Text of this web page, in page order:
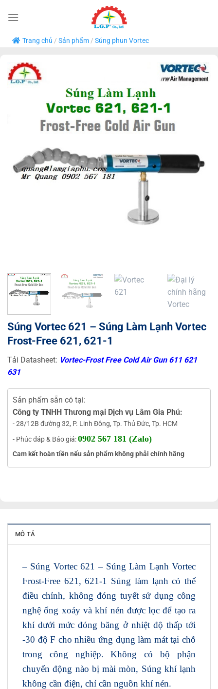
qua
dung
Trang chủ / Sản phẩm/ Súng phun Vortec
Súng Vortec 621 – Súng Làm Lạnh Vortec
Frost-Free 621, 621-1
Tải Datasheet: Vortec-Frost Free Cold Air Gun 611 621
631
Sản phẩm sẵn có tại:
Công ty TNHH Thương mại Dịch vụ Lâm Gia Phú:
- 28/12B đường 32, P. Linh Đông, Tp. Thủ Đức, Tp. HCM
- Phúc đáp & Báo giá:0902 567 181 (Zalo)
Cam kết hoàn tiền nếu sản phẩm không phải chính hãng
MÔ TẢ
– Súng Vortec 621 – Súng Làm Lạnh Vortec
Frost-Free 621, 621-1
Súng làm lạnh có thể
điều chỉnh, không đóng tuyếtsử dụng công
nghệ ống xoáy và khí nén được lọc để tạo ra
khí dưới mức đóng băng ở nhiệt độ thấp tới
-30 độ F cho nhiều ứng dụng làm mát tại chỗ
trong công nghiệp. Không có bộ phận
chuyển động nào bị mài mòn, Súng khí lạnh
không cần điện, chỉ cần nguồn khí nén.